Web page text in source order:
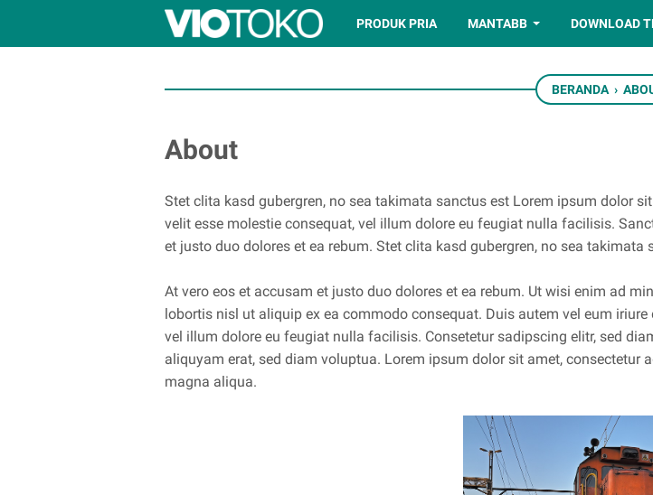
PRODUK PRIA MANTABB DOWNLOAD
BERANDA ›
About
Stet clita kasd gubergren, no sea takimata sanctus est Lorem ipsum dolor
velit esse molestie consequat, vel illum dolore eu feugiat nulla facilisis.
et justo duo dolores et ea rebum. Stet clita kasd gubergren, no sea takimata
At vero eos et accusam et justo duo dolores et ea rebum. Ut wisi enim ad
lobortis nisl ut aliquip ex ea commodo consequat. Duis autem vel eum
vel illum dolore eu feugiat nulla facilisis. Consetetur sadipscing elitr, sed
aliquyam erat, sed diam voluptua. Lorem ipsum dolor sit amet, consectetur
magna aliqua.